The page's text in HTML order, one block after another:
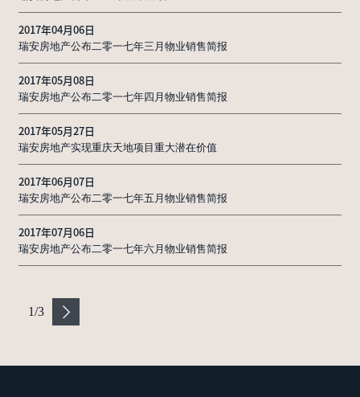
2017年04月06日
瑞安房地产公布二零一七年三月物业销售简报
2017年05月08日
瑞安房地产公布二零一七年四月物业销售简报
2017年05月27日
瑞安房地产实现重庆天地项目重大潜在价值
2017年06月07日
瑞安房地产公布二零一七年五月物业销售简报
2017年07月06日
瑞安房地产公布二零一七年六月物业销售简报
1/3